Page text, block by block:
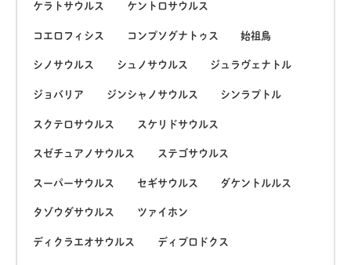
ケラトサウルス ケントロサウルス
コエロフィシス コンプソグナトゥス 始祖鳥
シノサウルス シュノサウルス ジュラヴェナトル
ジョバリア ジンシャノサウルス シンラプトル
スクテロサウルス スケリドサウルス
スゼチュアノサウルス ステゴサウルス
スーパーサウルス セギサウルス ダケントルルス
タゾウダサウルス ツァイホン
ディクラエオサウルス ディプロドクス